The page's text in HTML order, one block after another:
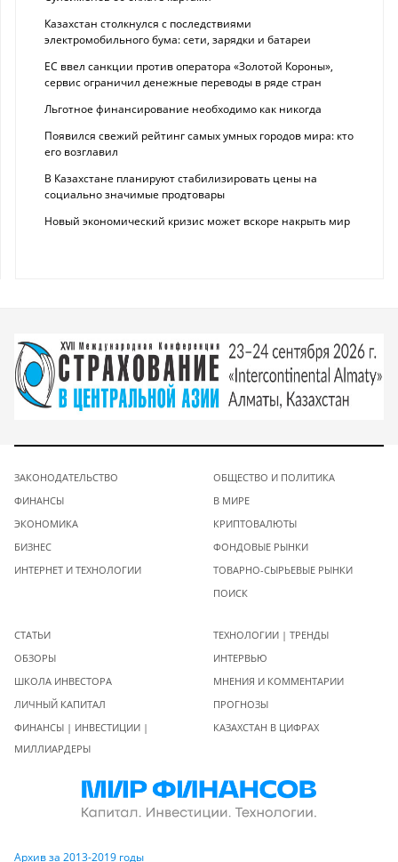
Казахстан столкнулся с последствиями
электромобильного бума: сети, зарядки и батареи
ЕС ввел санкции против оператора «Золотой Короны»,
сервис ограничил денежные переводы в ряде стран
Льготное финансирование необходимо как никогда
Появился свежий рейтинг самых умных городов мира: кто
его возглавил
В Казахстане планируют стабилизировать цены на
социально значимые продтовары
Новый экономический кризис может вскоре накрыть мир
ЗАКОНОДАТЕЛЬСТВО
ФИНАНСЫ
ЭКОНОМИКА
БИЗНЕС
ИНТЕРНЕТ И ТЕХНОЛОГИИ
ОБЩЕСТВО И ПОЛИТИКА
В МИРЕ
КРИПТОВАЛЮТЫ
ФОНДОВЫЕ РЫНКИ
ТОВАРНО-СЫРЬЕВЫЕ РЫНКИ
ПОИСК
СТАТЬИ
ОБЗОРЫ
ШКОЛА ИНВЕСТОРА
ЛИЧНЫЙ КАПИТАЛ
ФИНАНСЫ | ИНВЕСТИЦИИ |
МИЛЛИАРДЕРЫ
ТЕХНОЛОГИИ | ТРЕНДЫ
ИНТЕРВЬЮ
МНЕНИЯ И КОММЕНТАРИИ
ПРОГНОЗЫ
КАЗАХСТАН В ЦИФРАХ
Архив за 2013-2019 годы